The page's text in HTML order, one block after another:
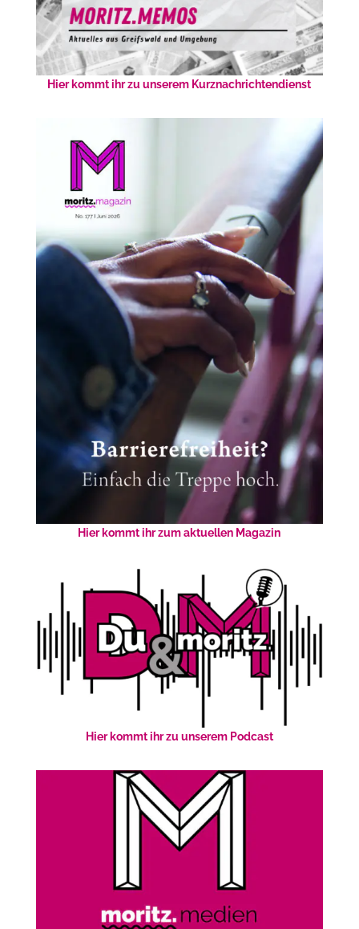
Hier kommt ihr zu unserem Kurznachrichtendienst
Hier kommt ihr zum aktuellen Magazin
Hier kommt ihr zu unserem Podcast